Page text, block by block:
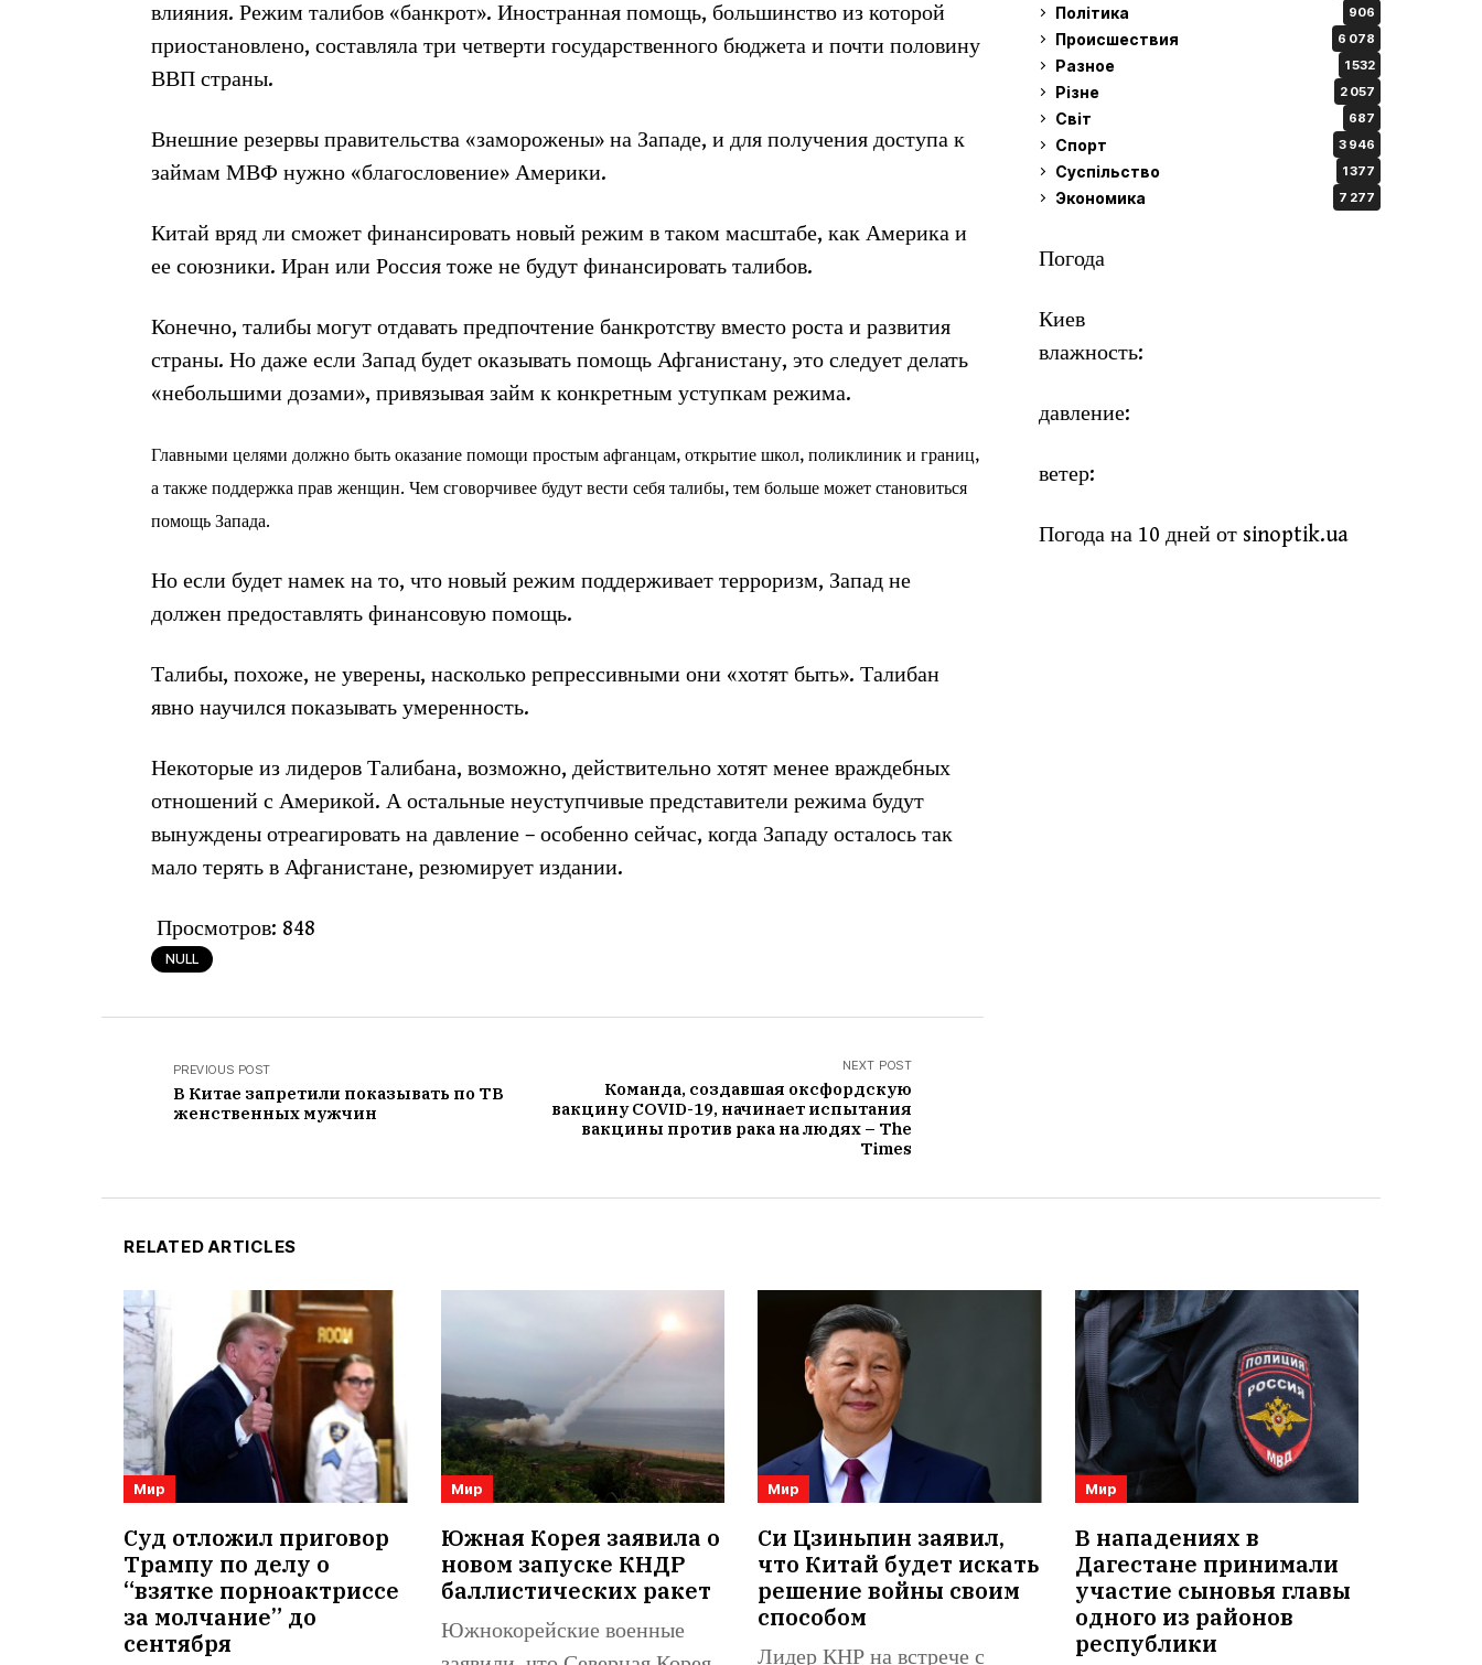
влияния. Режим талибов «банкрот». Иностранная помощь, большинство из которой
приостановлено, составляла три четверти государственного бюджета и почти половину
ВВП страны.
Внешние резервы правительства «заморожены» на Западе, и для получения доступа к
займам МВФ нужно «благословение» Америки.
Китай вряд ли сможет финансировать новый режим в таком масштабе, как Америка и
ее союзники. Иран или Россия тоже не будут финансировать талибов.
Конечно, талибы могут отдавать предпочтение банкротству вместо роста и развития
страны. Но даже если Запад будет оказывать помощь Афганистану, это следует делать
«небольшими дозами», привязывая займ к конкретным уступкам режима.
Главными целями должно быть оказание помощи простым афганцам, открытие школ, поликлиник и границ,
а также поддержка прав женщин. Чем сговорчивее будут вести себя талибы, тем больше может становиться
помощь Запада.
Но если будет намек на то, что новый режим поддерживает терроризм, Запад не
должен предоставлять финансовую помощь.
Талибы, похоже, не уверены, насколько репрессивными они «хотят быть». Талибан
явно научился показывать умеренность.
Некоторые из лидеров Талибана, возможно, действительно хотят менее враждебных
отношений с Америкой. А остальные неуступчивые представители режима будут
вынуждены отреагировать на давление – особенно сейчас, когда Западу осталось так
мало терять в Афганистане, резюмирует издании.
Просмотров: 848
NULL
PREVIOUS POST
В Китае запретили показывать по ТВ
женственных мужчин
NEXT POST
Команда, создавшая оксфордскую
вакцину COVID-19, начинает испытания
вакцины против рака на людях – The
Times
Політика 906
Происшествия 6 078
Разное 1 532
Різне 2 057
Світ 687
Спорт 3 946
Суспільство 1 377
Экономика 7 277
Погода
Киев
влажность:
давление:
ветер:
Погода на 10 дней от sinoptik.ua
RELATED ARTICLES
Мир
Суд отложил приговор
Трампу по делу о
“взятке порноактриссе
за молчание” до
сентября
Мир
Южная Корея заявила о
новом запуске КНДР
баллистических ракет
Южнокорейские военные
Мир
Си Цзиньпин заявил,
что Китай будет искать
решение войны своим
способом
Лидер КНР на встрече с
Мир
В нападениях в
Дагестане принимали
участие сыновья главы
одного из районов
республики